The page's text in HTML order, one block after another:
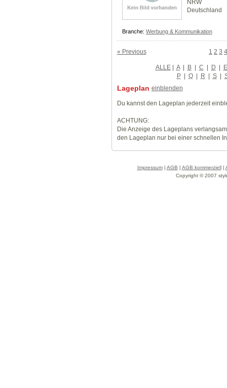
NRW
Deutschland
Branche: Werbung & Kommunikation
« Previous 1 2 3 4
ALLE| A | B | C | D | E
P | Q | R | S |
Lageplan einblenden
Du kannst den Lageplan jederzeit
ACHTUNG:
Die Anzeige des Lageplans
den Lageplan nur bei einer schnellen
Impressum| AGB | AGB kommerziell|
Copyright © 2007